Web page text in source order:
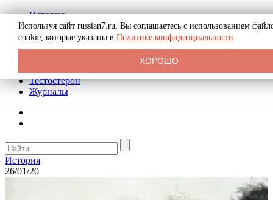
История
Биография
Криминал
Реклама на сайте
Тестостерон
Журналы
История
26/01/20
Используя сайт russian7.ru, Вы соглашаетесь с использованием
cookie, которые указаны в Политике конфиденциальности
ХОРОШО